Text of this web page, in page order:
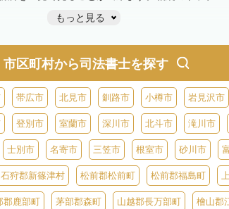
もっと見る
市区町村から司法書士を探す
帯広市 北見市 釧路市 小樽市 岩見沢市
登別市 室蘭市 深川市 北斗市 滝川市
士別市 名寄市 三笠市 根室市 砂川市
石狩郡新篠津村 松前郡松前町 松前郡福島町
郡鹿部町 茅部郡森町 山越郡長万部町 檜山郡